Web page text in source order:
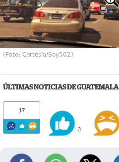
(Foto: Cortesía/Soy502)
ÚLTIMAS NOTICIAS DE GUATEMALA
17
3